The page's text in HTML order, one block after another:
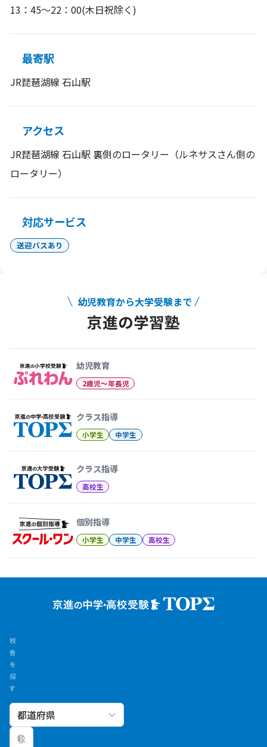
13：45～22：00(木日祝除く)
最寄駅
JR琵琶湖線 石山駅
アクセス
JR琵琶湖線 石山駅 裏側のロータリー（ルネサスさん側の
ロータリー）
対応サービス
送迎バスあり
幼児教育から大学受験まで
京進の学習塾
幼児教育
2歳児〜年長児
クラス指導
小学生 中学生
クラス指導
高校生
個別指導
小学生 中学生 高校生
校
舎
を
探
す
校舎検索